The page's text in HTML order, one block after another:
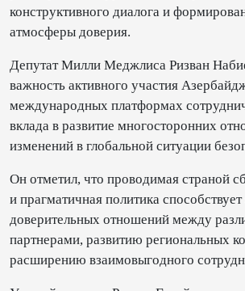
конструктивного диалога и
атмосферы доверия.
Депутат Милли Меджлиса Ризван
важность активного участия
международных платформах
вклада в развитие многосторонних
изменений в глобальной ситуации
Он отметил, что проводимая страной
и прагматичная политика
доверительных отношений между
партнерами, развитию региональных
расширению взаимовыгодного